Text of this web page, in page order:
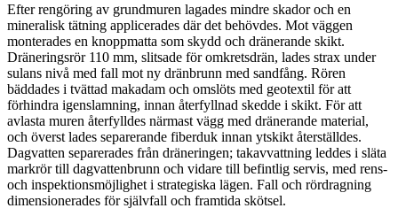
Efter rengöring av grundmuren lagades mindre skador och en
mineralisk tätning applicerades där det behövdes. Mot väggen
monterades en knoppmatta som skydd och dränerande skikt.
Dräneringsrör 110 mm, slitsade för omkretsdrän, lades strax under
sulans nivå med fall mot ny dränbrunn med sandfång. Rören
bäddades i tvättad makadam och omslöts med geotextil för att
förhindra igenslamning, innan återfyllnad skedde i skikt. För att
avlasta muren återfylldes närmast vägg med dränerande material,
och överst lades separerande fiberduk innan ytskikt återställdes.
Dagvatten separerades från dräneringen; takavvattning leddes i släta
markrör till dagvattenbrunn och vidare till befintlig servis, med rens-
och inspektionsmöjlighet i strategiska lägen. Fall och rördragning
dimensionerades för självfall och framtida skötsel.